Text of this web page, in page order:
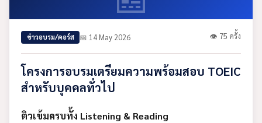
ข่าวอบรม/คอร์ส 📅 14 May 2026 👁 75 ครั้ง
โครงการอบรมเตรียมความพร้อมสอบ TOEIC
สำหรับบุคคลทั่วไป
ติวเข้มครบทั้ง Listening & Reading